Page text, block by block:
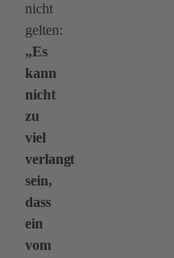
nicht
gelten:
„Es
kann
nicht
zu
viel
verlangt
sein,
dass
ein
vom